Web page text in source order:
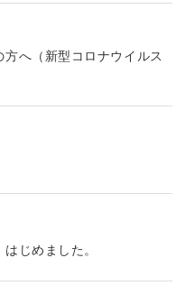
へ（新型コロナウイルス
じめました。